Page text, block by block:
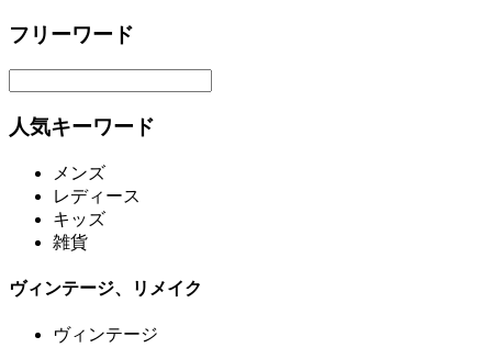
フリーワード
人気キーワード
メンズ
レディース
キッズ
雑貨
ヴィンテージ、リメイク
ヴィンテージ